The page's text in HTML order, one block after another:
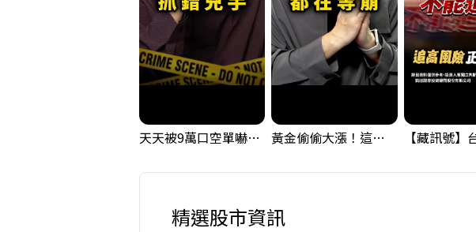
天天被9萬口空單嚇，其實你盯錯地方了｜Mr.Jimmy高志銘 #台股 #外資期貨 #融資 黃金偷偷大漲！這才是決定台股生死的「真風向球」！｜Mr.Jimmy高志銘 #黃金 #美元指數 #聯準會
精選股市資訊